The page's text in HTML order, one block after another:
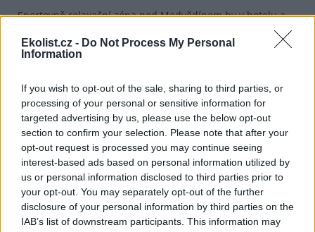
Ekolist.cz - Do Not Process My Personal
Information
If you wish to opt-out of the sale, sharing to third parties, or
processing of your personal or sensitive information for
targeted advertising by us, please use the below opt-out
section to confirm your selection. Please note that after your
opt-out request is processed you may continue seeing
interest-based ads based on personal information utilized by
us or personal information disclosed to third parties prior to
your opt-out. You may separately opt-out of the further
disclosure of your personal information by third parties on the
IAB’s list of downstream participants. This information may
Sportovně relaxační zóna pod Medvědínem by v hotelu a
aquacentru s celoročním provozem nebudou chybět
tradiční atrakce jako tobogán, chrliče vody, vířivky a další.
solárium.
reklama